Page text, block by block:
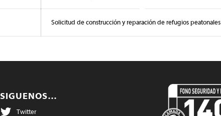
Solicitud de construcción y reparación de refugios peatonales
SIGUENOS…
Twitter